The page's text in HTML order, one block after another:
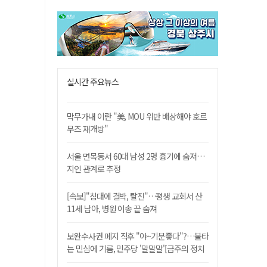
실시간 주요뉴스
막무가내 이란 "美, MOU 위반 배상해야 호르
무즈 재개방"
서울 면목동서 60대 남성 2명 흉기에 숨져…
지인 관계로 추정
[속보]"침대에 결박, 탈진"…평생 교회서 산
11세 남아, 병원 이송 끝 숨져
보완수사권 폐지 직후 "야~기분좋다"?…불타
는 민심에 기름, 민주당 '말말말'[금주의 정치